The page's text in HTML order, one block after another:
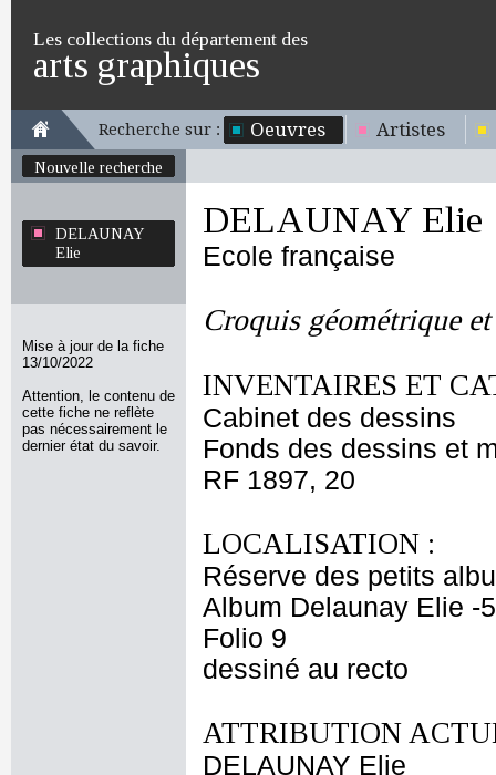
Les collections du département des
arts graphiques
Recherche sur : Oeuvres Artistes
Nouvelle recherche
DELAUNAY
Elie
Mise à jour de la fiche
13/10/2022
Attention, le contenu de
cette fiche ne reflète
pas nécessairement le
dernier état du savoir.
DELAUNAY Elie
Ecole française
Croquis géométrique
INVENTAIRES ET
Cabinet des dessins
Fonds des dessins et
RF 1897, 20
LOCALISATION :
Réserve des petits
Album Delaunay Elie -
Folio 9
dessiné au recto
ATTRIBUTION
DELAUNAY Elie